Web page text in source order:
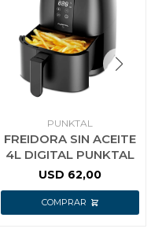
PUNKTAL
FREIDORA SIN ACEITE
4L DIGITAL PUNKTAL
USD 62,00